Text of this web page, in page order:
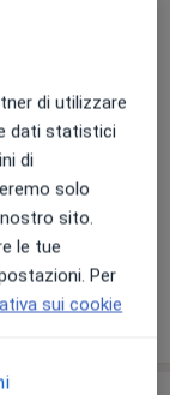
Stress Flow di
frontale
dolore
(Signal
per
non
di utilizzare
dati statistici
di
solo
sito.
le tue
Per
sui cookie